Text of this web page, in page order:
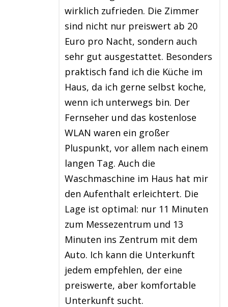
wirklich zufrieden. Die Zimmer
sind nicht nur preiswert ab 20
Euro pro Nacht, sondern auch
sehr gut ausgestattet. Besonders
praktisch fand ich die Küche im
Haus, da ich gerne selbst koche,
wenn ich unterwegs bin. Der
Fernseher und das kostenlose
WLAN waren ein großer
Pluspunkt, vor allem nach einem
langen Tag. Auch die
Waschmaschine im Haus hat mir
den Aufenthalt erleichtert. Die
Lage ist optimal: nur 11 Minuten
zum Messezentrum und 13
Minuten ins Zentrum mit dem
Auto. Ich kann die Unterkunft
jedem empfehlen, der eine
preiswerte, aber komfortable
Unterkunft sucht.